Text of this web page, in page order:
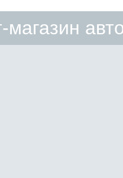
магазин